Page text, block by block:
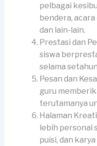
pelbagai
bendera,
dan lain-lain.
Prestasi dan
siswa
selama
Pesan dan
guru
terutamanya
Halaman
lebih personal
puisi, dan